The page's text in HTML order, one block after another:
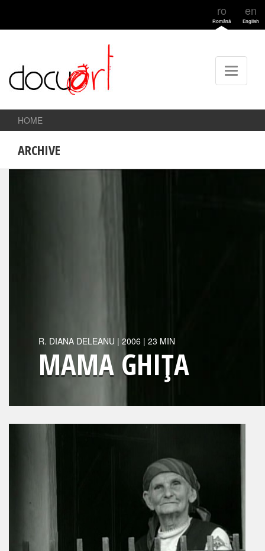
ro
Română
en
English
HOME
ARCHIVE
R. DIANA DELEANU | 2006 | 23 MIN
MAMA GHIŢA